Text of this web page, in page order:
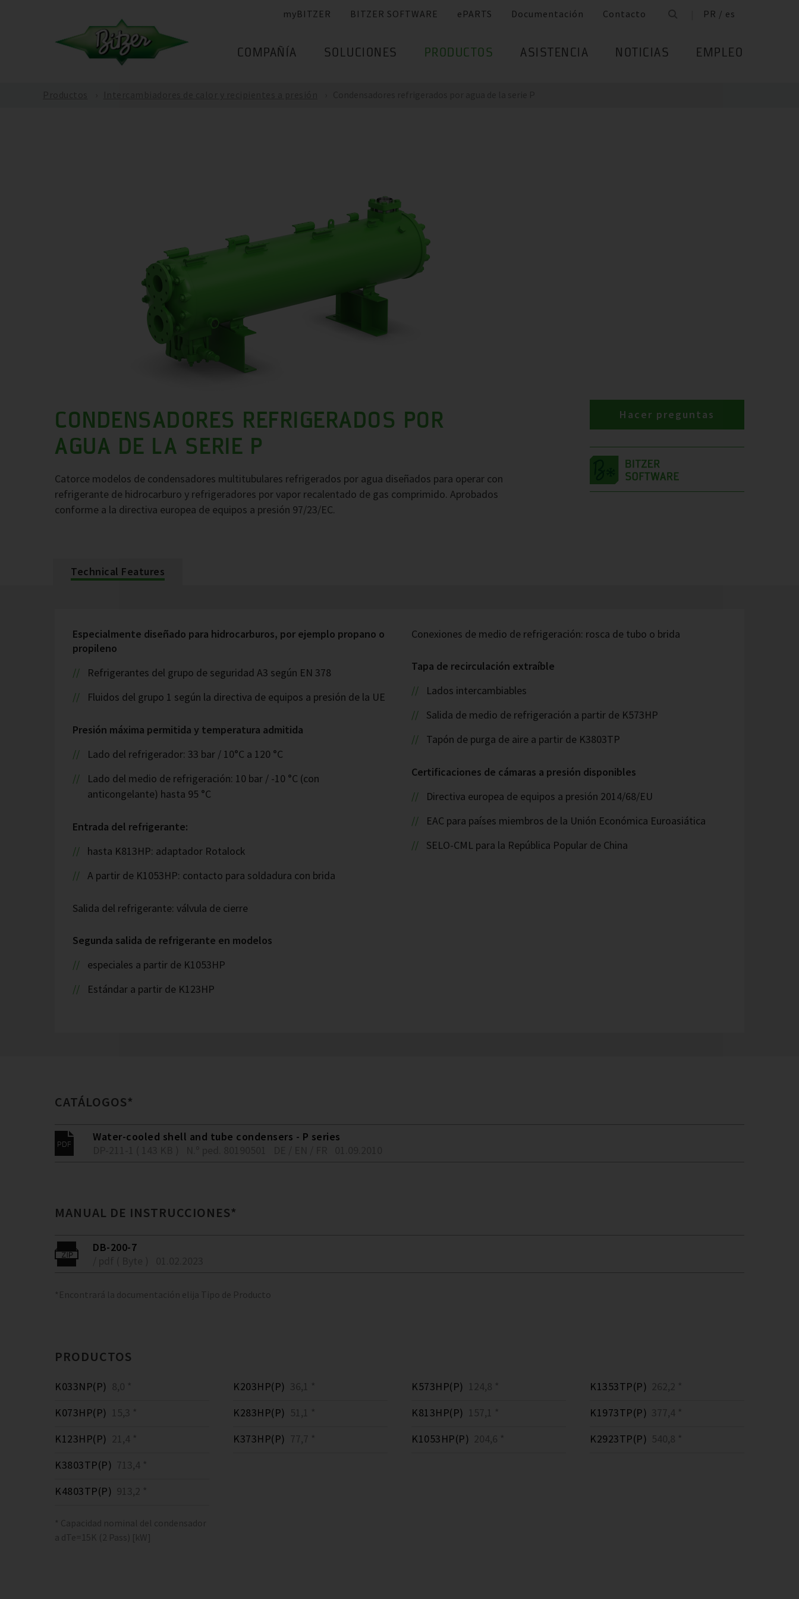
myBITZER BITZER SOFTWARE ePARTS Documentación Contacto PR / es
COMPAÑÍA SOLUCIONES PRODUCTOS ASISTENCIA NOTICIAS EMPLEO
CONDENSADORES REFRIGERADOS POR
AGUA DE LA SERIE P
Catorce modelos de condensadores multitubulares refrigerados por agua diseñados para operar con
refrigerante de hidrocarburo y refrigeradores por vapor recalentado de gas comprimido. Aprobados
conforme a la directiva europea de equipos a presión 97/23/EC.
Hacer preguntas
Technical Features
Especialmente diseñado para hidrocarburos, por ejemplo propano o
propileno
Refrigerantes del grupo de seguridad A3 según EN 378
Fluidos del grupo 1 según la directiva de equipos a presión de la UE
Presión máxima permitida y temperatura admitida
Lado del refrigerador: 33 bar / 10°C a 120 °C
Lado del medio de refrigeración: 10 bar / -10 °C (con
anticongelante) hasta 95 °C
Entrada del refrigerante:
hasta K813HP: adaptador Rotalock
A partir de K1053HP: contacto para soldadura con brida
Salida del refrigerante: válvula de cierre
Segunda salida de refrigerante en modelos
especiales a partir de K1053HP
Estándar a partir de K123HP
Conexiones de medio de refrigeración: rosca de tubo o brida
Tapa de recirculación extraíble
Lados intercambiables
Salida de medio de refrigeración a partir de K573HP
Tapón de purga de aire a partir de K3803TP
Certificaciones de cámaras a presión disponibles
Directiva europea de equipos a presión 2014/68/EU
EAC para países miembros de la Unión Económica Euroasiática
SELO-CML para la República Popular de China
CATÁLOGOS*
Water-cooled shell and tube condensers - P series
MANUAL DE INSTRUCCIONES*
DB-200-7
*Encontrará la documentación elija Tipo de Producto
PRODUCTOS
K033NP(P) 8,0 *
K073HP(P) 15,3 *
K123HP(P) 21,4 *
K203HP(P) 36,1 *
K283HP(P) 51,1 *
K373HP(P) 77,7 *
K573HP(P) 124,8 *
K813HP(P) 157,1 *
K1053HP(P) 204,6 *
K1353TP(P) 262,2 *
K1973TP(P) 377,4 *
K2923TP(P) 540,8 *
K3803TP(P) 713,4 *
K4803TP(P) 913,2 *
* Capacidad nominal del condensador
a dTe=15K (2 Pass) [kW]